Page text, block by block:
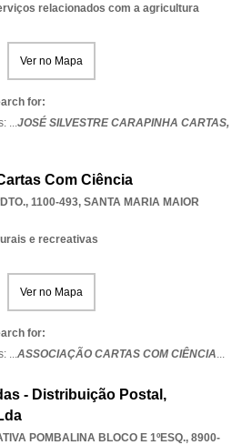
relacionados com a agricultura
Ver no Mapa
for:
...JOSÉ SILVESTRE CARAPINHA CARTAS,
Com Ciência
1100-493, SANTA MARIA MAIOR
e recreativas
Ver no Mapa
for:
...ASSOCIAÇÃO CARTAS COM CIÊNCIA...
- Distribuição Postal,
POMBALINA BLOCO E 1ºESQ., 8900-